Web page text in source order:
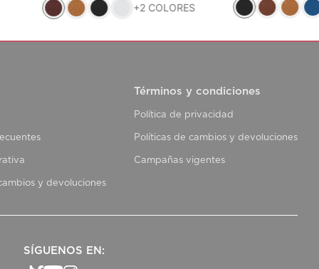
+2 COLORES
y devoluciones
Términos y condiciones
Política de privacidad
Políticas de cambios y devoluciones
Campañas vigentes
SÍGUENOS EN: